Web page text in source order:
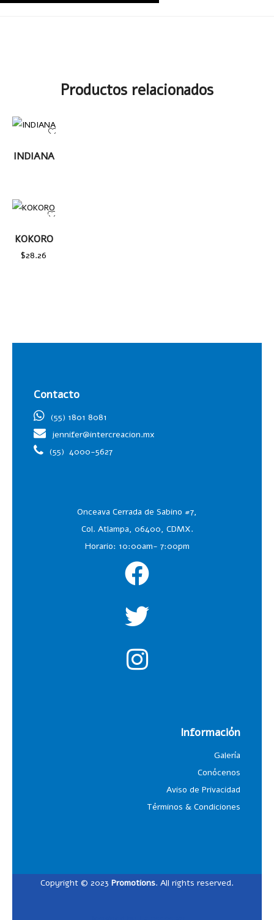
Productos relacionados
MÁS
INDIANA
AÑADIR
AL
CARRITO
KOKORO
$28.26
Contacto
(55) 1801 8081
jennifer@intercreacion.mx
(55) 4000-5627
Onceava Cerrada de Sabino #7,
Col. Atlampa, 06400, CDMX.
Horario: 10:00am- 7:00pm
Información
Galería
Conócenos
Aviso de Privacidad
Términos & Condiciones
Copyright © 2023 Promotions. All rights reserved.